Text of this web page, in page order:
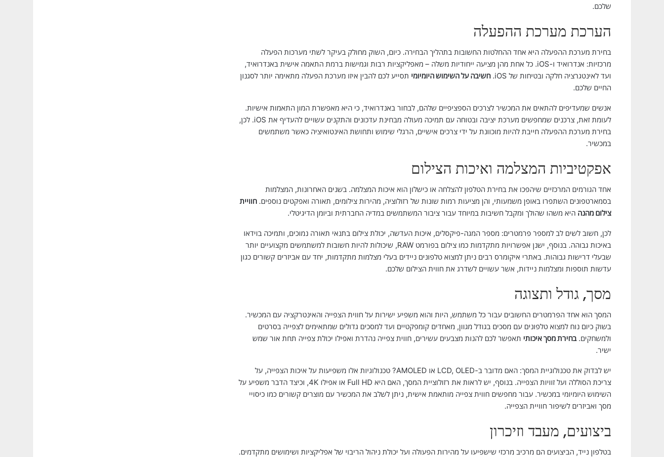
שלכם.
הערכת מערכת ההפעלה
בחירת מערכת ההפעלה היא אחד ההחלטות החשובות בתהליך הבחירה. כיום, השוק מחולק בעיקר לשתי מערכות הפעלה
מרכזיות: אנדרואיד ו-iOS. כל אחת מהן מציעה ייחודיות משלה – מאפליקציות רבות וגמישות ברמת התאמה אישית באנדרואיד,
ועד לאינטגרציה חלקה ובטיחות של iOS.
חשיבה על השימוש היומיומי תסייע לכם להבין איזו מערכת הפעלה מתאימה יותר לסגנון
החיים שלכם.
אנשים שמעדיפים להתאים את המכשיר לצרכים הספציפיים שלהם, לבחור באנדרואיד, כי היא מאפשרת המון התאמות אישיות.
לעומת זאת, צרכנים שמחפשים מערכת יציבה ובטוחה עם תמיכה מעולה מבחינת עדכונים והתקנים עשויים להעדיף את iOS. לכן,
בחירת מערכת ההפעלה חייבת להיות מוכוונת על ידי צרכים אישיים, הרגלי שימוש ותחושת האינטואיציה כאשר משתמשים
במכשיר.
אפקטיביות המצלמה ואיכות הצילום
אחד הגורמים המרכזיים שיהפכו את בחירת הטלפון להצלחה או כישלון הוא איכות המצלמה. בשנים האחרונות, המצלמות
בסמארטפונים השתפרו באופן משמעותי, והן מציעות רמות שונות של רזולוציה, מהירות צילומים, תאורה ואפקטים נוספים. חוויית
צילום מהנה היא משהו שהולך ומקבל חשיבות במיוחד עבור ציבור המשתמשים במדיה החברתית וביומן הדיגיטלי.
לכן, חשוב לשים לב למספר פרמטרים: מספר המגה-פיקסלים, איכות העדשה, יכולת צילום בתנאי תאורה נמוכים, ותמיכה בוידאו
באיכות גבוהה. בנוסף, ישנן אפשרויות מתקדמות כמו צילום בפורמט RAW, שיכולות להיות חשובות למשתמשים מקצועיים יותר
שבעלי דרישות גבוהות. באתרי איקומרס רבים ניתן למצוא טלפונים ניידים בעלי מצלמות מתקדמות, יחד עם אביזרים קשורים כגון
עדשות תוספות ומצלמות ניידות, אשר עשויים לשדרג את חווית הצילום שלכם.
מסך, גודל ותצוגה
המסך הוא אחד הפרמטרים החשובים עבור כל משתמש, היות והוא משפיע ישירות על חווית הצפייה והאינטרקציה עם המכשיר.
בשוק כיום נוח למצוא טלפונים עם מסכים בגודל מגוון, מאחדים קומפקטיים ועד למסכים גדולים שמתאימים לצפייה בסרטים
ולמשחקים. בחירת מסך איכותי תאפשר לכם להנות מצבעים עשירים, חווית צפייה נהדרת ואפילו יכולת צפייה תחת אור שמש
ישיר.
יש לבדוק את טכנולוגיית המסך: האם מדובר ב-LCD, OLED או AMOLED? טכנולוגיות אלו משפיעות על איכות הצפייה, על
צריכת הסוללה ועל זוויות הצפייה. בנוסף, יש לראות את רזולוציית המסך, האם היא Full HD או אפילו 4K, וכיצד הדבר משפיע על
השימוש היומיומי במכשיר. עבור מחפשים חווית צפייה מותאמת אישית, ניתן לשלב את המכשיר עם מוצרים קשורים כמו כיסויי
מסך ואביזרים לשיפור חוויית הצפייה.
ביצועים, מעבד וזיכרון
בטלפון נייד, הביצועים הם מרכיב מרכזי שישפיעו על מהירות הפעולה ועל יכולת ניהול הריבוי של אפליקציות ושימושים מתקדמים.